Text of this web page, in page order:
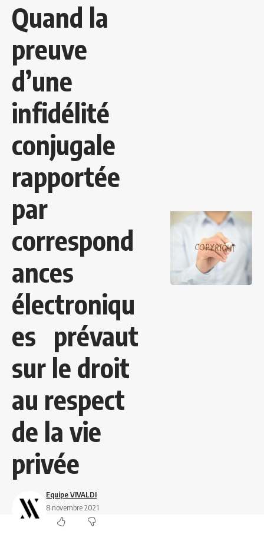
Quand la
preuve
d’une
infidélité
conjugale
rapportée
par
correspond
ances
électroniqu
es prévaut
sur le droit
au respect
de la vie
privée
Equipe VIVALDI
8 novembre 2021